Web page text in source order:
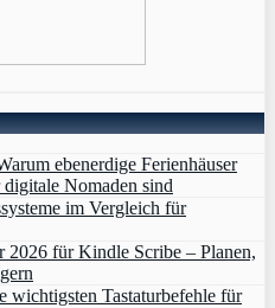
ebenerdige Ferienhäuser
Nomaden sind
im Vergleich für
2026 für Kindle Scribe – Planen,
wichtigsten Tastaturbefehle für